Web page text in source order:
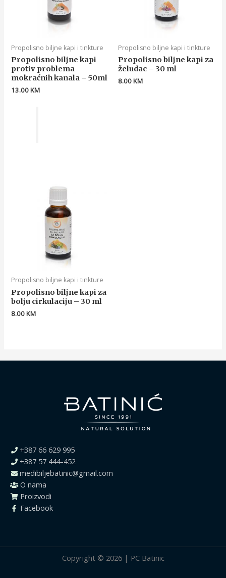
Propolisno biljne kapi i tinkture
Propolisno biljne kapi
protiv problema
mokraćnih kanala – 50ml
13.00KM
Propolisno biljne kapi i tinkture
Propolisno biljne kapi za
želudac – 30 ml
8.00KM
Propolisno biljne kapi i tinkture
Propolisno biljne kapi za
bolju cirkulaciju – 30 ml
8.00KM
+387 66 629 995
+387 57 444-452
medibiljebatinic@gmail.com
O nama
Proizvodi
Facebook
Copyright © 2026 | PC Batinic